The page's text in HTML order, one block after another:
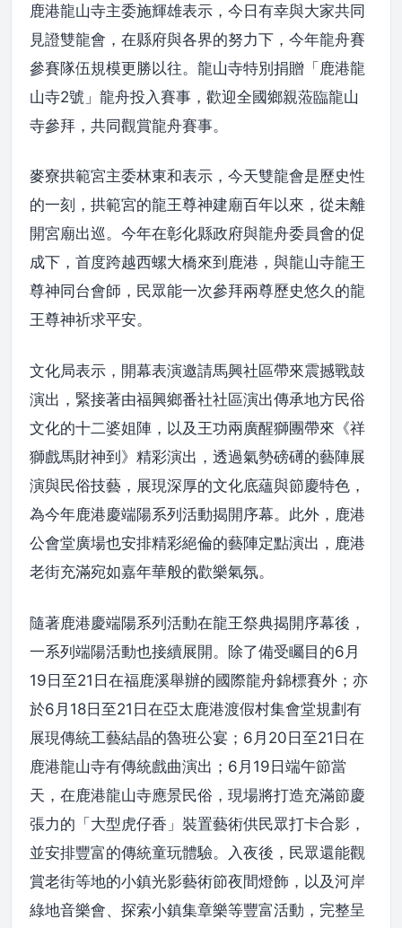
鹿港龍山寺主委施輝雄表示，今日有幸與大家共同
見證雙龍會，在縣府與各界的努力下，今年龍舟賽
參賽隊伍規模更勝以往。龍山寺特別捐贈「鹿港龍
山寺2號」龍舟投入賽事，歡迎全國鄉親蒞臨龍山
寺參拜，共同觀賞龍舟賽事。
麥寮拱範宮主委林東和表示，今天雙龍會是歷史性
的一刻，拱範宮的龍王尊神建廟百年以來，從未離
開宮廟出巡。今年在彰化縣政府與龍舟委員會的促
成下，首度跨越西螺大橋來到鹿港，與龍山寺龍王
尊神同台會師，民眾能一次參拜兩尊歷史悠久的龍
王尊神祈求平安。
文化局表示，開幕表演邀請馬興社區帶來震撼戰鼓
演出，緊接著由福興鄉番社社區演出傳承地方民俗
文化的十二婆姐陣，以及王功兩廣醒獅團帶來《祥
獅戲馬財神到》精彩演出，透過氣勢磅礡的藝陣展
演與民俗技藝，展現深厚的文化底蘊與節慶特色，
為今年鹿港慶端陽系列活動揭開序幕。此外，鹿港
公會堂廣場也安排精彩絕倫的藝陣定點演出，鹿港
老街充滿宛如嘉年華般的歡樂氣氛。
隨著鹿港慶端陽系列活動在龍王祭典揭開序幕後，
一系列端陽活動也接續展開。除了備受矚目的6月
19日至21日在福鹿溪舉辦的國際龍舟錦標賽外；亦
於6月18日至21日在亞太鹿港渡假村集會堂規劃有
展現傳統工藝結晶的魯班公宴；6月20日至21日在
鹿港龍山寺有傳統戲曲演出；6月19日端午節當
天，在鹿港龍山寺應景民俗，現場將打造充滿節慶
張力的「大型虎仔香」裝置藝術供民眾打卡合影，
並安排豐富的傳統童玩體驗。入夜後，民眾還能觀
賞老街等地的小鎮光影藝術節夜間燈飾，以及河岸
綠地音樂會、探索小鎮集章樂等豐富活動，完整呈